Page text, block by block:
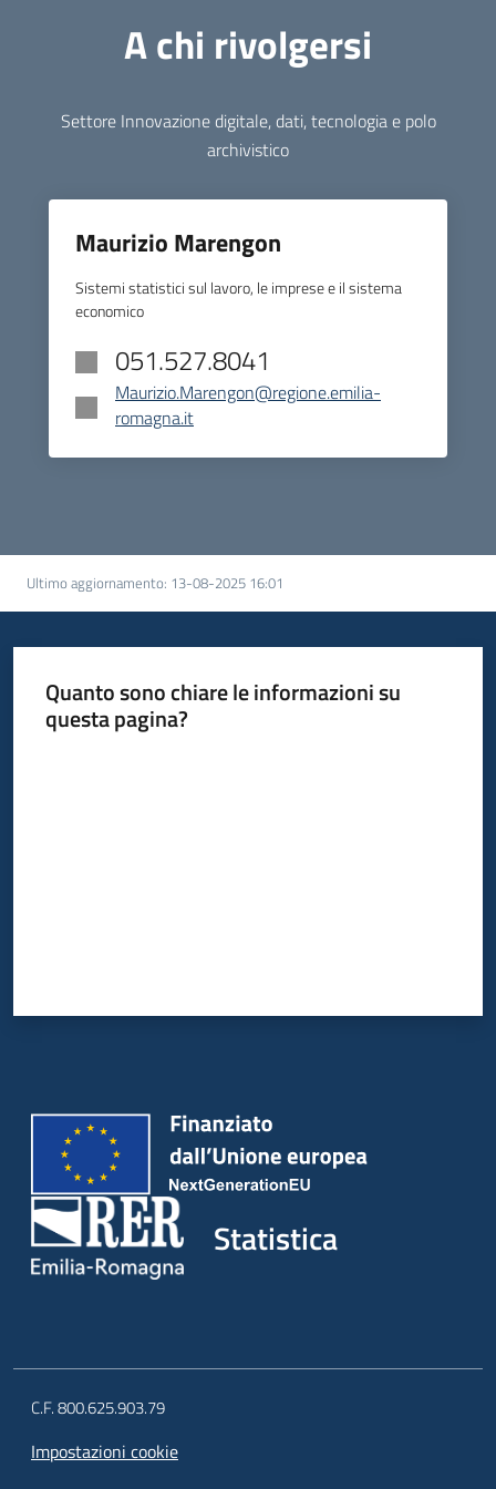
A chi rivolgersi
Settore Innovazione digitale, dati, tecnologia e polo
archivistico
Maurizio Marengon
Sistemi statistici sul lavoro, le imprese e il sistema
economico
051.527.8041
Maurizio.Marengon@regione.emilia-
romagna.it
Ultimo aggiornamento: 13-08-2025 16:01
Quanto sono chiare le informazioni su
questa pagina?
Statistica
C.F. 800.625.903.79
Impostazioni cookie